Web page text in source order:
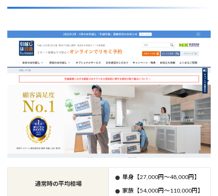
通常時の平均相場
単身【27,000円～48,000円】
家族【54,000円～110,000円】